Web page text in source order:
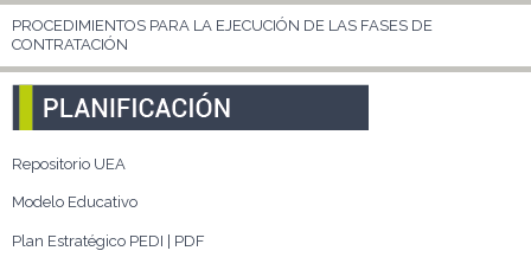
PROCEDIMIENTOS PARA LA EJECUCIÓN DE LAS FASES DE
CONTRATACIÓN
Repositorio UEA
Modelo Educativo
Plan Estratégico PEDI | PDF